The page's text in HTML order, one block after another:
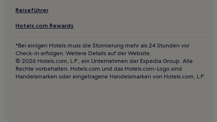
Tenterden Hotels
Taminda: Hotels
Wandsworth Hotels
Hotels nahe Moffat Falls
Briarbrook Hotels
Namoi River Hotels
Reiseführer
Hotels.com Rewards
*Bei einigen Hotels muss die Stornierung mehr als 24 Stunden vor
Check-in erfolgen. Weitere Details auf der Website.
© 2026 Hotels.com, L.P., ein Unternehmen der Expedia Group. Alle
Rechte vorbehalten. Hotels.com und das Hotels.com-Logo sind
Handelsmarken oder eingetragene Handelsmarken von Hotels.com, L.P.